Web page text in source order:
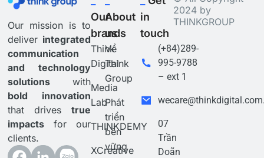
Our mission is to
deliver integrated
communication
and technology
solutions with
bold innovation
that drives true
impacts for our
clients.
Our
brands
Think
Digital
Media
Lab
THINKDEMY
XCreative
About
us
Về
Think
Group
Phát
triển
bền
vững
in
touch
(+84)289-
995-9788
– ext 1
07
Trần
Doãn
2024 by
THINKGROUP